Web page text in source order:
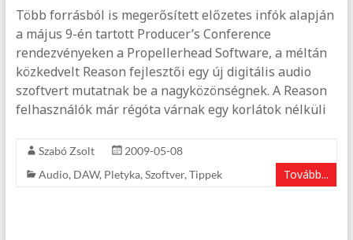
Több forrásból is megerősített előzetes infók alapján
a május 9-én tartott Producer’s Conference
rendezvényeken a Propellerhead Software, a méltán
közkedvelt Reason fejlesztői egy új digitális audio
szoftvert mutatnak be a nagyközönségnek. A Reason
felhasználók már régóta várnak egy korlátok nélküli
Szabó Zsolt
2009-05-08
Audio, DAW, Pletyka, Szoftver, Tippek Tovább...